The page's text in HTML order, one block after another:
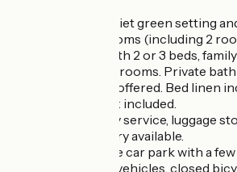
It is located in a quiet green setting
divided into 26 rooms (including 2
people): rooms with 2 or 3 beds,
people and single rooms. Private
Buffet breakfasts offered. Bed linen
towels. Tourist tax included.
Free WIFI, laundry service, luggage
kettle and crockery available.
Private and secure car park with a
point for electric vehicles, closed